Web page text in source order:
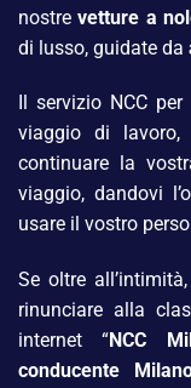
nostrevetture a
di lusso, guidate da
Il servizio NCC
viaggio di
continuare la
viaggio, dandovi
usare il vostro
Se oltre
rinunciare alla
internet “NCC
conducente